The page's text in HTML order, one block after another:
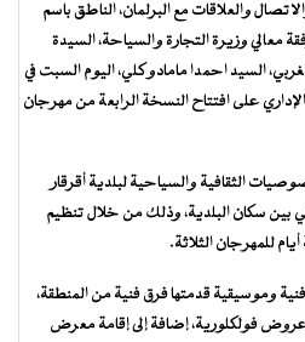
والعلاقات مع البرلمان، الناطق باسم
معالي وزيرة التجارة والسياحة، السيدة
السيد احمدا مامادو كلي، اليوم السبت في
الإداري على افتتاح النسخة الرابعة من مهرجان
الثقافية والسياحية لبلدية أقرقار
بين سكان البلدية، وذلك من خلال تنظيم
للمهرجان الثلاثة.
وموسيقية قدمتها فرق فنية من المنطقة،
فولكلورية، إضافة إلى إقامة معرض